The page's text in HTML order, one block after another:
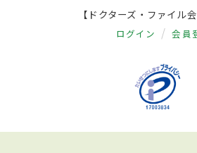
【ドクターズ・ファイル
ログイン 会員